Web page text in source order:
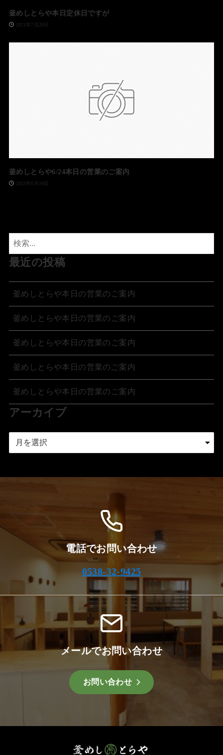
釜めしとらや本日定休日ですが
2021年7月20日
釜めしとらや6/24本日の営業のご案内
2023年6月24日
最近の投稿
釜めしとらや本日の営業のご案内
釜めしとらや本日の営業のご案内
釜めしとらや本日の営業のご案内
釜めしとらや本日の営業のご案内
釜めしとらや本日の営業のご案内
アーカイブ
電話でお問い合わせ
0538-32-9425
メールでお問い合わせ
お問い合わせ